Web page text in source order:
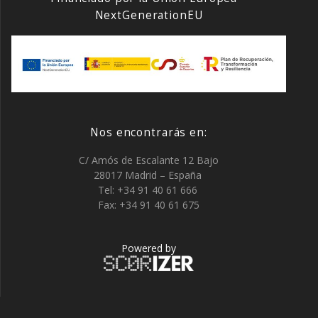
NextGenerationEU
Nos encontrarás en:
C/ Amós de Escalante 12 Bajo
28017 Madrid – España
Tel: +34 91 40 61 666
Fax: +34 91 40 61 675
Powered by